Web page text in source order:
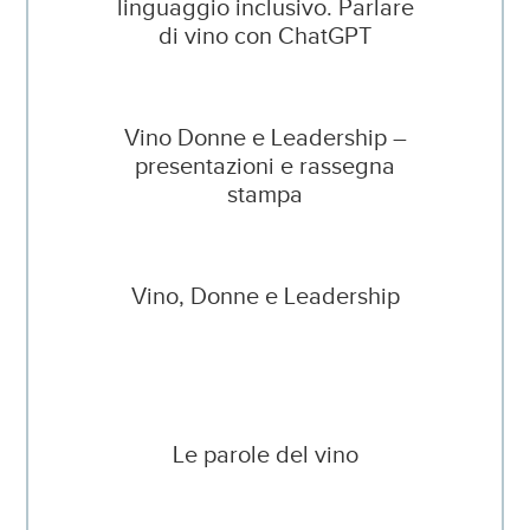
linguaggio inclusivo. Parlare
di vino con ChatGPT
Vino Donne e Leadership –
presentazioni e rassegna
stampa
Vino, Donne e Leadership
Le parole del vino